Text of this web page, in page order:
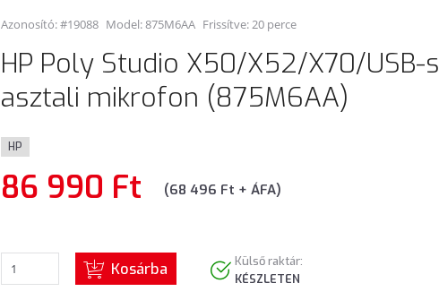
Azonosító: #19088 Model:875M6AA Frissítve: 20 perce
HP Poly Studio X50/X52/X70/USB-s
asztali mikrofon (875M6AA)
HP
86 990 Ft (68 496 Ft + ÁFA)
Kosárba
Külső raktár:
KÉSZLETEN